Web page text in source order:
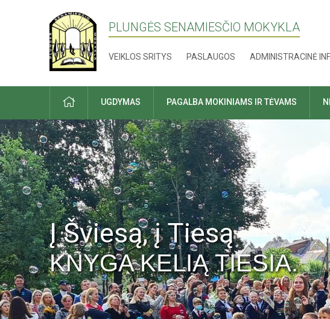
PLUNGĖS SENAMIESČIO MOKYKLA
VEIKLOS SRITYS PASLAUGOS ADMINISTRACINĖ
PRADŽIAUGDYMAS PAGALBA MOKINIAMS IR TĖVAMS
Į Šviesą, į Tiesą
KNYGA KELIĄ TIESIA.